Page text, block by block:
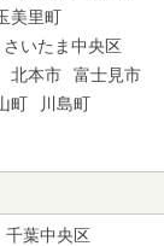
美里町
さいたま中央区
北本市
富士見市
町
川島町
千葉中央区